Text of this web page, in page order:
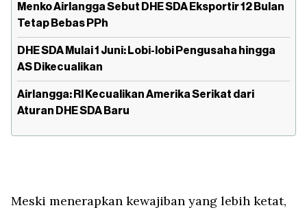
Menko Airlangga Sebut DHE SDA Eksportir 12 Bulan
Tetap Bebas PPh
DHE SDA Mulai 1 Juni: Lobi-lobi Pengusaha hingga
AS Dikecualikan
Airlangga: RI Kecualikan Amerika Serikat dari
Aturan DHE SDA Baru
Meski menerapkan kewajiban yang lebih ketat,